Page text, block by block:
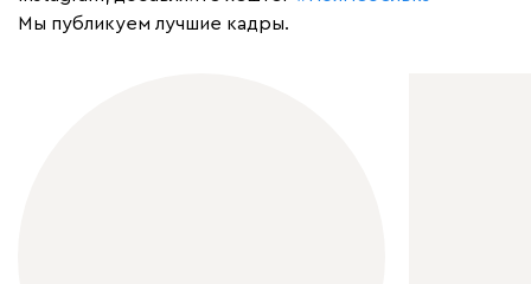
Мы публикуем лучшие кадры.